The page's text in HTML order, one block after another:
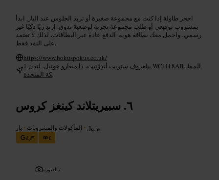
احجز طاولة إذا كنت مع مجموعة صغيرة أو تريد الجلوس عند البار. ابدأ
بمشروب توقيعي أو طلب مجموعة تجربة لوضعية تذوق. ارتدِ زيًا ذكيًا غير
رسمي، واحمل معك بطاقة هوية. الدفع عادة عبر البطاقات، لذلك لا تعتمد
على النقد فقط.
https://www.hokuspokus.co.uk/
1 بيلغروف ستريت أندِرْنِيث، ذا ميغارو هوتيل، لندن WC1H 8AB، الممل
كة المتحدة
سبيريتلاند كينغز كروس
﷼﷼ • المأكولات والمشروبات • بار
٤٫٣
٤
الصورة /